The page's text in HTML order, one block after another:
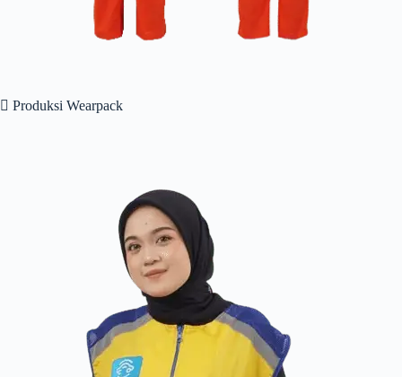
 Produksi Wearpack